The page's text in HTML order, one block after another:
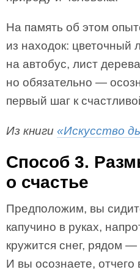
На память об этом
из находок: цветочный
на автобус, лист
но обязательно —
первый шаг к
Из книги «Искусство
Способ 3.
о счастье
Предположим, вы
капучино в руках,
кружится снег, рядом
И вы осознаете,